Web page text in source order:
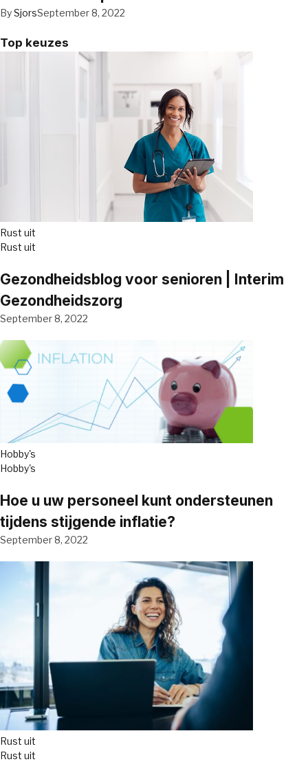
BySjorsSeptember 8, 2022
Top keuzes
Rust uit
Rust uit
Gezondheidsblog voor senioren | Interim
Gezondheidszorg
September 8, 2022
Hobby's
Hobby's
Hoe u uw personeel kunt ondersteunen
tijdens stijgende inflatie?
September 8, 2022
Rust uit
Rust uit